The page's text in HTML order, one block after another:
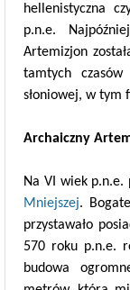
hellenistyczna
p.n.e.
Artemizjon
tamtych
słoniowej, w tym
Archaiczny
Na VI wiek p.n.e.
Mniejszej.
przystawało
570 roku p.n.e.
budowa